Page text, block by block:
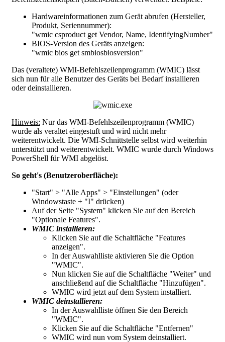
Hardwareinformationen zum Gerät abrufen (Hersteller,
Produkt, Seriennummer):
"wmic csproduct get Vendor, Name, IdentifyingNumber"
BIOS-Version des Geräts anzeigen:
"wmic bios get smbiosbiosversion"
Das (veraltete) WMI-Befehlszeilenprogramm (WMIC) lässt
sich nun für alle Benutzer des Geräts bei Bedarf installieren
oder deinstallieren.
Hinweis: Nur das WMI-Befehlszeilenprogramm (WMIC)
wurde als veraltet eingestuft und wird nicht mehr
weiterentwickelt. Die WMI-Schnittstelle selbst wird weiterhin
unterstützt und weiterentwickelt. WMIC wurde durch Windows
PowerShell für WMI abgelöst.
So geht's (Benutzeroberfläche):
"Start" > "Alle Apps" > "Einstellungen" (oder
Windowstaste + "I" drücken)
Auf der Seite "System" klicken Sie auf den Bereich
"Optionale Features".
WMIC installieren:
Klicken Sie auf die Schaltfläche "Features
anzeigen".
In der Auswahlliste aktivieren Sie die Option
"WMIC".
Nun klicken Sie auf die Schaltfläche "Weiter" und
anschließend auf die Schaltfläche "Hinzufügen".
WMIC wird jetzt auf dem System installiert.
WMIC deinstallieren:
In der Auswahlliste öffnen Sie den Bereich
"WMIC".
Klicken Sie auf die Schaltfläche "Entfernen"
WMIC wird nun vom System deinstalliert.